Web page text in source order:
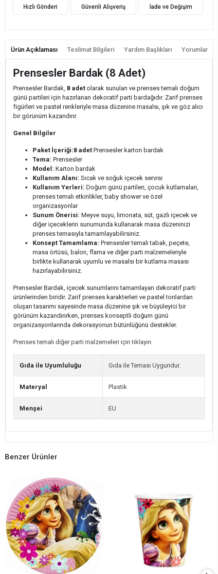
Hızlı Gönderi Güvenli Alışveriş İade ve Değişim
Ürün Açıklaması Teslimat Bilgileri Yardım Başlıkları Yorumlar
Prensesler Bardak (8 Adet)
Prensesler Bardak, 8 adet olarak sunulan ve prenses temalı doğum
günü partileri için hazırlanan dekoratif parti bardağıdır. Zarif prenses
figürleri ve pastel renkleriyle masa düzenine masalsı, şık ve göz alıcı
bir görünüm kazandırır.
Genel Bilgiler
Paket İçeriği:8 adet Prensesler karton bardak
Tema: Prensesler
Model: Karton bardak
Kullanım Alanı: Sıcak ve soğuk içecek servisi
Kullanım Yerleri: Doğum günü partileri, çocuk kutlamaları,
prenses temalı etkinlikler, baby shower ve özel
organizasyonlar
Sunum Önerisi: Meyve suyu, limonata, süt, gazlı içecek ve
diğer içeceklerin sunumunda kullanarak masa düzeninizi
prenses temasıyla tamamlayabilirsiniz.
Konsept Tamamlama: Prensesler temalı tabak, peçete,
masa örtüsü, balon, flama ve diğer parti malzemeleriyle
birlikte kullanarak uyumlu ve masalsı bir kutlama masası
hazırlayabilirsiniz.
Prensesler Bardak, içecek sunumlarını tamamlayan dekoratif parti
ürünlerinden biridir. Zarif prenses karakterleri ve pastel tonlardan
oluşan tasarımı sayesinde masa düzenine şık ve büyüleyici bir
görünüm kazandırırken, prenses konseptli doğum günü
organizasyonlarında dekorasyonun bütünlüğünü destekler.
Prenses temalı diğer parti malzemeleri için tıklayın.
Gıda ile Uyumluluğu Gıda ile Teması Uygundur.
Materyal Plastik
Menşei EU
Benzer Ürünler